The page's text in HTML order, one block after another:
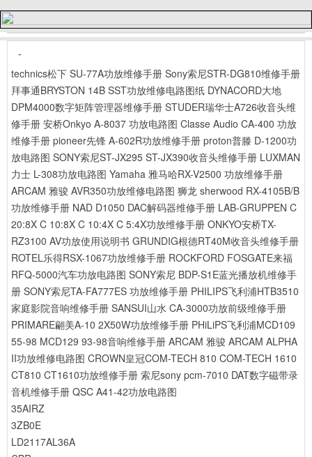
-
technics松下 SU-77A功放维修手册 Sony索尼STR-DG810维修手册
拜事通BRYSTON 14B SST功放维修电路图纸 DYNACORD大地
DPM4000数字矩阵管理器维修手册 STUDER瑞华士A726收音头维
修手册 安桥Onkyo A-8037 功放电路图 Classe Audio CA-400 功放
维修手册 pioneer先锋 A-602R功放维修手册 proton普滕 D-1200功
放电路图 SONY索尼ST-JX295 ST-JX390收音头维修手册 LUXMAN
力士 L-308功放电路图 Yamaha 雅马哈RX-V2500 功放维修手册
ARCAM 雅骏 AVR350功放维修电路图 狮龙 sherwood RX-4105B/B
功放维修手册 NAD D1050 DAC解码器维修手册 LAB-GRUPPEN C
20:8X C 10:8X C 10:4X C 5:4X功放维修手册 ONKYO安桥TX-
RZ3100 AV功放使用说明书 GRUNDIG根德RT40M收音头维修手册
ROTEL乐得RSX-1067功放维修手册 ROCKFORD FOSGATE来福
RFQ-5000汽车功放电路图 SONY索尼 BDP-S1E蓝光播放机维修手
册 SONY索尼TA-FA777ES 功放维修手册 PHILIPS飞利浦HTB3510
家庭影院音响维修手册 SANSUI山水 CA-3000功放前级维修手册
PRIMARE翩美A-10 2X50W功放维修手册 PHiLiPS飞利浦MCD109
55-98 MCD129 93-98音响维修手册 ARCAM 雅骏 ARCAM ALPHA
II功放维修电路图 CROWN皇冠COM-TECH 810 COM-TECH 1610
CT810 CT1610功放维修手册 索尼sony pcm-7010 DAT数字磁带录
音机维修手册 QSC A41-42功放电路图
35AIRZ
3ZB0E
LD2117AL36A